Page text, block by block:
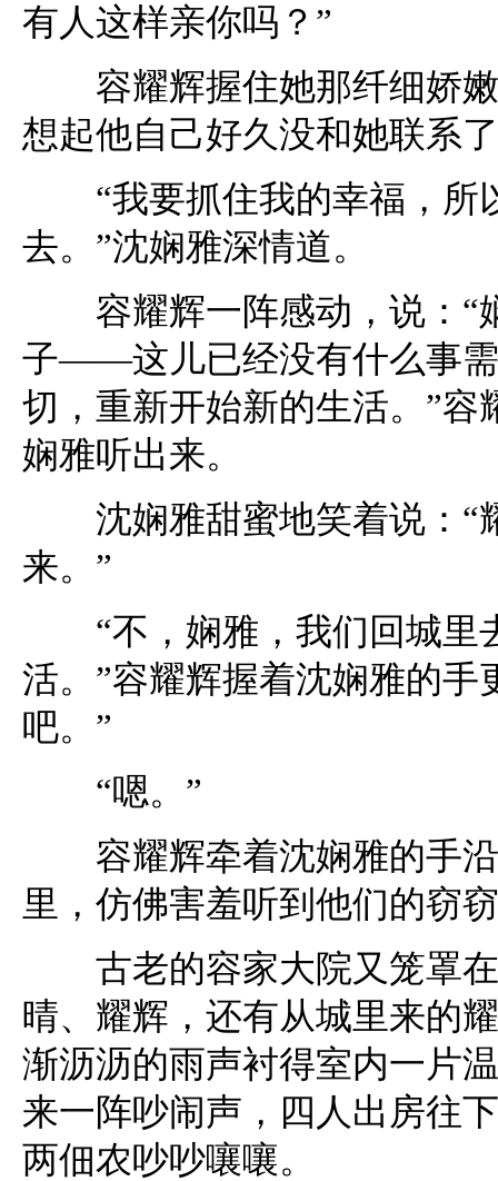
有人这样亲你吗？”
容耀辉握住她那纤细娇嫩
想起他自己好久没和她联系
“我要抓住我的幸福，所
去。”沈娴雅深情道。
容耀辉一阵感动，说：“
子——这儿已经没有什么事
切，重新开始新的生活。”
娴雅听出来。
沈娴雅甜蜜地笑着说：“
来。”
“不，娴雅，我们回城里
活。”容耀辉握着沈娴雅的手
吧。”
“嗯。”
容耀辉牵着沈娴雅的手沿
里，仿佛害羞听到他们的窃
古老的容家大院又笼罩在
晴、耀辉，还有从城里来的
渐沥沥的雨声衬得室内一片
来一阵吵闹声，四人出房往
两佃农吵吵嚷嚷。